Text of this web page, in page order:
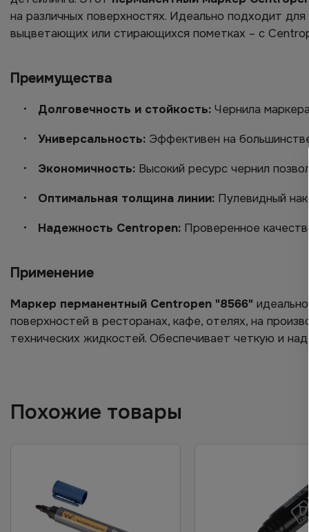
на различных поверхностях. Идеально подходит
выцветающих или стирающихся пометках – с
Преимущества
Долговечность и стойкость: Чернила
Универсальность: Эффективен на
Экономичность: Высокий ресурс чернил
Оптимальная толщина линии: Пулевидный
Надежность Centropen: Проверенное
Применение
Маркер перманентный Centropen "8566"
поверхностей в ресторанах, кафе, отелях, на
технических жидкостей. Обеспечивает четкую и
Похожие товары